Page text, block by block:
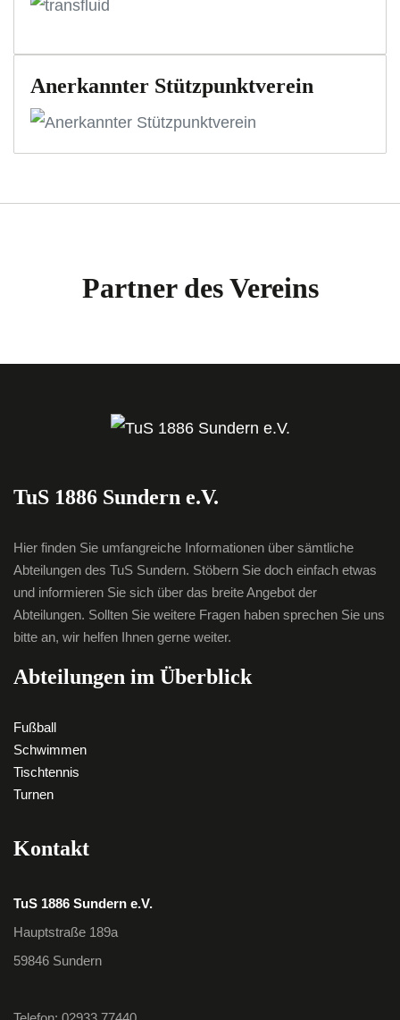
Anerkannter Stützpunktverein
Partner des Vereins
TuS 1886 Sundern e.V.
Hier finden Sie umfangreiche Informationen über sämtliche
Abteilungen des TuS Sundern. Stöbern Sie doch einfach etwas
und informieren Sie sich über das breite Angebot der
Abteilungen. Sollten Sie weitere Fragen haben sprechen Sie uns
bitte an, wir helfen Ihnen gerne weiter.
Abteilungen im Überblick
Fußball
Schwimmen
Tischtennis
Turnen
Kontakt
TuS 1886 Sundern e.V.
Hauptstraße 189a
59846 Sundern